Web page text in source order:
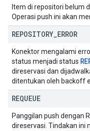
Item di repositori belum
Operasi push ini akan
REPOSITORY ERROR
Konektor mengalami
status menjadi status
direservasi dan
ditentukan oleh backoff
REQUEUE
Panggilan push dengan
direservasi. Tindakan ini